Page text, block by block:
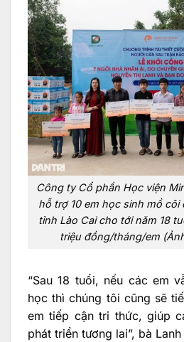
Công ty Cổ phần Học viện
hỗ trợ 10 em học sinh mồ côi
tỉnh Lào Cai cho tới năm 18
triệu đồng/tháng/em
“Sau 18 tuổi, nếu các em
học thì chúng tôi cũng sẽ
em tiếp cận tri thức, giúp
phát triển tương lai”, bà